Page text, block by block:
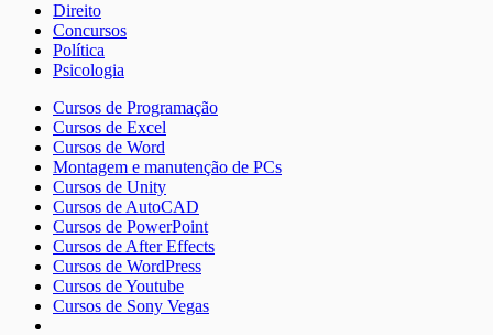
Direito
Concursos
Política
Psicologia
Cursos de Programação
Cursos de Excel
Cursos de Word
Montagem e manutenção de PCs
Cursos de Unity
Cursos de AutoCAD
Cursos de PowerPoint
Cursos de After Effects
Cursos de WordPress
Cursos de Youtube
Cursos de Sony Vegas